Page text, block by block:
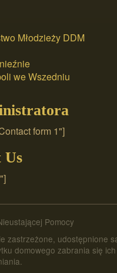
Młodzieży DDM
we Wszedniu
form 1"]
Us
Pomocy
zastrzeżone, udostępnione
domowego zabrania się ich